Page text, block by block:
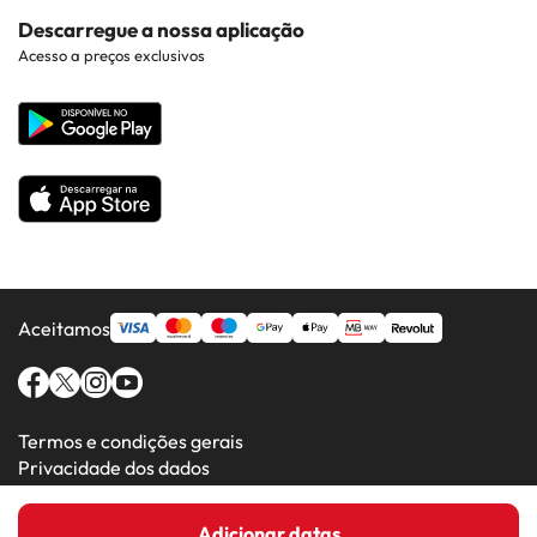
Costa da luz
Hotéis em Regiões Populares
Todos os Hotéis
Contacto
Web corporativa
Descarregue a nossa aplicação
Acesso a preços exclusivos
Aceitamos
Termos e condições gerais
Privacidade dos dados